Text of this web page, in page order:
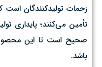
زحمات تولیدکنندگان است
تأمین می‌کنند؛ پایداری
صحیح است تا این
باشد.